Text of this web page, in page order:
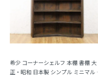
希少 コーナーシェルフ 本棚 書棚 大
正・昭和 日本製 シンプル ミニマル